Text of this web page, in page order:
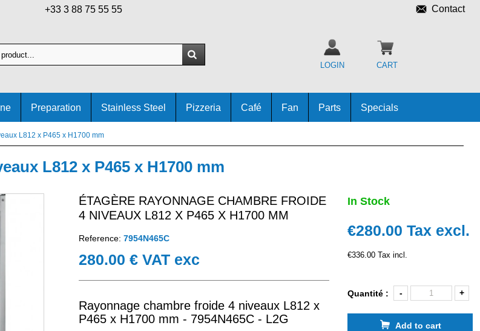
+33 3 88 75 55 55 Contact
LOGIN CART
Preparation Stainless Steel Pizzeria Café Fan Parts Specials
L812 x P465 x H1700 mm
L812 x P465 x H1700 mm
ÉTAGÈRE RAYONNAGE CHAMBRE FROIDE
4 NIVEAUX L812 X P465 X H1700 MM
Reference: 7954N465C
280.00 € VAT exc
Rayonnage chambre froide 4 niveaux L812 x
P465 x H1700 mm - 7954N465C - L2G
In Stock
€280.00Tax excl.
€336.00 Tax incl.
Quantité : - +
Add to cart